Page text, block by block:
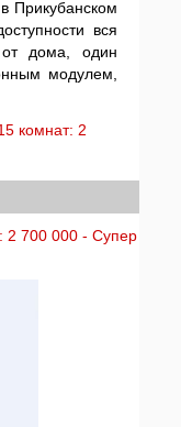
Прикубанском
вся
от дома, один
модулем,
комнат: 2
2 700 000 - Супер